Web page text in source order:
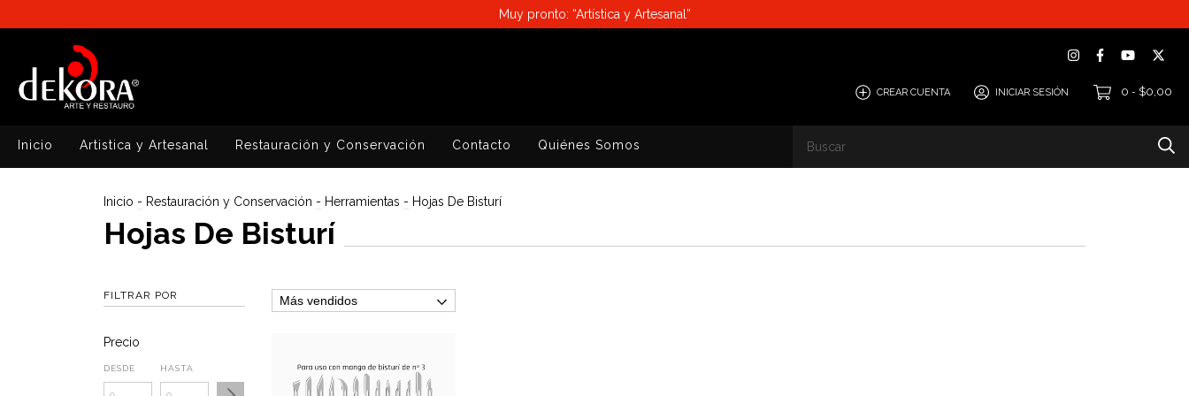
Muy pronto: “Artística y Artesanal”
CREAR CUENTA INICIAR SESIÓN 0 - $0,00
Inicio Artistica y Artesanal Restauración y Conservación Contacto Quiénes Somos
Inicio - Restauración y Conservación - Herramientas - Hojas De Bisturí
Hojas De Bisturí
FILTRAR POR
Precio
DESDE HASTA